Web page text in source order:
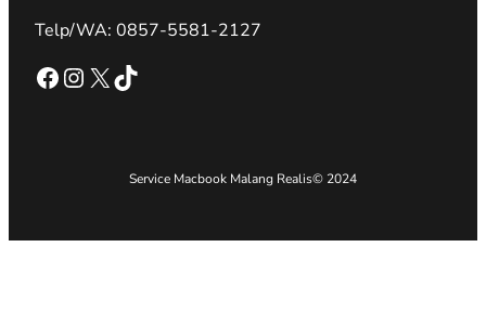
Telp/WA: 0857-5581-2127
Facebook Instagram X TikTok
Service Macbook Malang Realis© 2024